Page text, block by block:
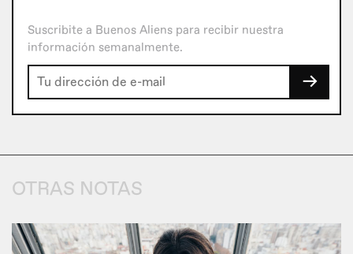
Suscribite a Buenos Aliens para recibir nuestra
información semanalmente.
→
OTRAS NOTAS